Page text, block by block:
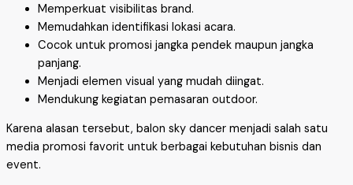
Memperkuat visibilitas brand.
Memudahkan identifikasi lokasi acara.
Cocok untuk promosi jangka pendek maupun jangka
panjang.
Menjadi elemen visual yang mudah diingat.
Mendukung kegiatan pemasaran outdoor.
Karena alasan tersebut, balon sky dancer menjadi salah satu
media promosi favorit untuk berbagai kebutuhan bisnis dan
event.